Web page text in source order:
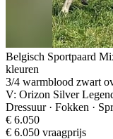
Belgisch Sportpaard
kleuren
3/4 warmblood zwart
V: Orizon Silver
Dressuur · Fokken ·
€ 6.050
€ 6.050 vraagprijs